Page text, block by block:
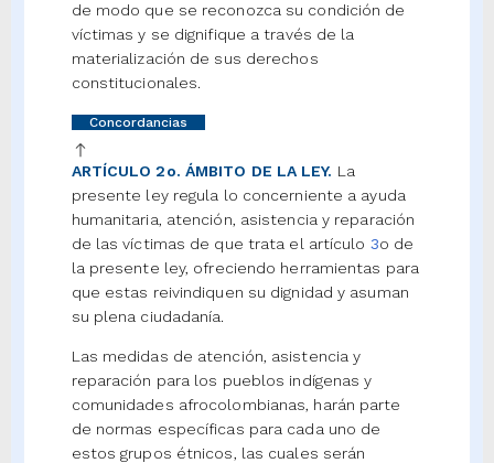
de modo que se reconozca su condición de
víctimas y se dignifique a través de la
materialización de sus derechos
constitucionales.
Concordancias
ARTÍCULO 2o. ÁMBITO DE LA LEY. La
presente ley regula lo concerniente a ayuda
humanitaria, atención, asistencia y reparación
de las víctimas de que trata el artículo 3o de
la presente ley, ofreciendo herramientas para
que estas reivindiquen su dignidad y asuman
su plena ciudadanía.
Las medidas de atención, asistencia y
reparación para los pueblos indígenas y
comunidades afrocolombianas, harán parte
de normas específicas para cada uno de
estos grupos étnicos, las cuales serán